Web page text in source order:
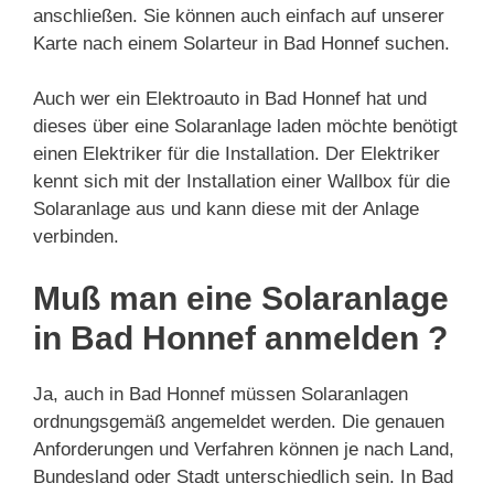
anschließen. Sie können auch einfach auf unserer
Karte nach einem Solarteur in Bad Honnef suchen.
Auch wer ein Elektroauto in Bad Honnef hat und
dieses über eine Solaranlage laden möchte benötigt
einen Elektriker für die Installation. Der Elektriker
kennt sich mit der Installation einer Wallbox für die
Solaranlage aus und kann diese mit der Anlage
verbinden.
Muß man eine Solaranlage
in Bad Honnef anmelden ?
Ja, auch in Bad Honnef müssen Solaranlagen
ordnungsgemäß angemeldet werden. Die genauen
Anforderungen und Verfahren können je nach Land,
Bundesland oder Stadt unterschiedlich sein. In Bad